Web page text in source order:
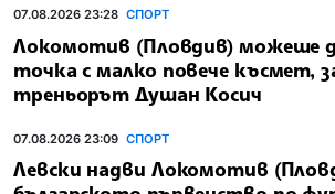
07.08.2026 23:28 СПОРТ
Локомотив (Пловдив) можеше
точка с малко повече късмет,
треньорът Душан Косич
07.08.2026 23:09 СПОРТ
Левски надви Локомотив